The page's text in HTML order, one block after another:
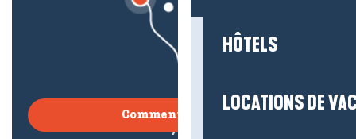
HÔTELS
LOCATIONS DE
Comment venir ?